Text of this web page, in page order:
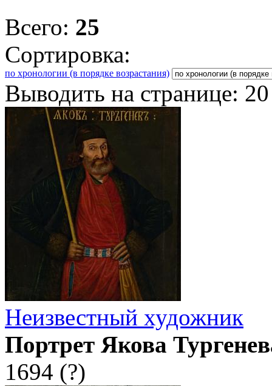
Всего: 25
Сортировка:
по хронологии (в порядке возрастания)
Выводить на странице: 20
Неизвестный художник
Портрет Якова
1694 (?)